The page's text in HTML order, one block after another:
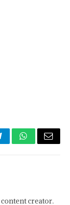
WhatsApp
Email
creator.